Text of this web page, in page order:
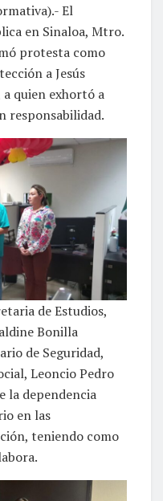
El
en Sinaloa, Mtro.
protesta como
a Jesús
quien exhortó a
responsabilidad.
de Estudios,
Bonilla
de Seguridad,
Leoncio Pedro
la dependencia
en las
teniendo como